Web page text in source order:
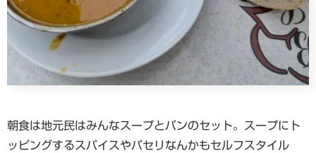
朝食は地元民はみんなスープとパンのセット。スープにト
ッピングするスパイスやパセリなんかもセルフスタイル